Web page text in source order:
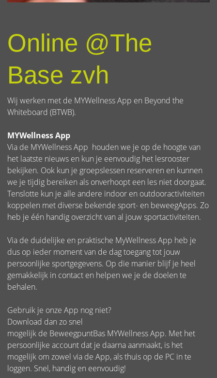
Online @The
Base zvh
Wij werken met de MYWellness App en Beyond the
Whiteboard (BTWB).
MYWellness App
Via de MYWellness App houden we je op de hoogte van
het laatste nieuws en kun je eenvoudig het lesrooster
bekijken. Ook kun je groepslessen reserveren en kunnen
we je tijdig bereiken als onverhoopt een les niet doorgaat.
Tenslotte kun je alle andere indoor en outdooractiviteiten
koppelen met diverse bekende sport- en beweegApps. Zo
heb je één handig overzicht van al jouw sportactiviteiten.
Via de duidelijke en praktische MyWellness App heb je
dus op ieder moment van de dag toegang tot jouw
persoonlijke sportgegevens. Op die manier blijf je heel
gemakkelijk in contact en helpen we je de doelen te
behalen.
Gebruik je onze App nog niet?
Download dan zo snel
mogelijk de BeweegpuntBas MYWellness App. Met het
persoonlijke account dat je daarna aanmaakt, is het
mogelijk om zowel via de App, als thuis op de PC in te
loggen. Snel, handig en eenvoudig!